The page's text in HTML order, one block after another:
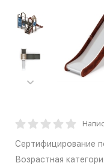
Сертифицирование
Возрастная